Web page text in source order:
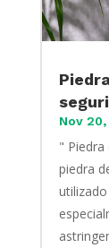
Nov
" Piedra
piedra